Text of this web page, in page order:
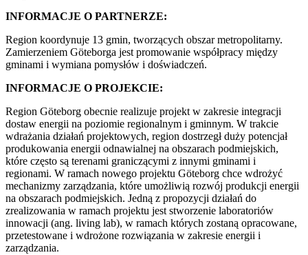
INFORMACJE O PARTNERZE:
Region koordynuje 13 gmin, tworzących obszar metropolitarny.
Zamierzeniem Göteborga jest promowanie współpracy między
gminami i wymiana pomysłów i doświadczeń.
INFORMACJE O PROJEKCIE:
Region Göteborg obecnie realizuje projekt w zakresie integracji
dostaw energii na poziomie regionalnym i gminnym. W trakcie
wdrażania działań projektowych, region dostrzegł duży potencjał
produkowania energii odnawialnej na obszarach podmiejskich,
które często są terenami graniczącymi z innymi gminami i
regionami. W ramach nowego projektu Göteborg chce wdrożyć
mechanizmy zarządzania, które umożliwią rozwój produkcji energii
na obszarach podmiejskich. Jedną z propozycji działań do
zrealizowania w ramach projektu jest stworzenie laboratoriów
innowacji (ang. living lab), w ramach których zostaną opracowane,
przetestowane i wdrożone rozwiązania w zakresie energii i
zarządzania.